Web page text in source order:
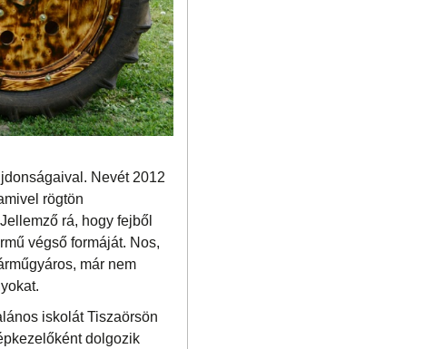
Nevét 2012
rögtön
rá, hogy fejből
végső formáját. Nos,
már nem
iskolát Tiszaörsön
dolgozik